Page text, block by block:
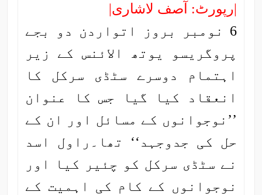
|رپورٹ: آصف لاشاری|
6 نومبر بروز اتواردن دو بجے
پروگریسو یوتھ الائنس کے زیر
اہتمام دوسرے سٹڈی سرکل کا
انعقاد کیا گیا جس کا عنوان
’’نوجوانوں کے مسائل اور ان کے
حل کی جدوجہد‘‘ تھا۔ راول اسد
نے سٹڈی سرکل کو چئیر کیا اور
نوجوانوں کے کام کی اہمیت کے